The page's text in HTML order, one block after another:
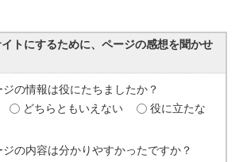
トにするために、ページの感想を聞かせ
の情報は役にたちましたか？
どちらともいえない
役に立たな
の内容は分かりやすかったですか？